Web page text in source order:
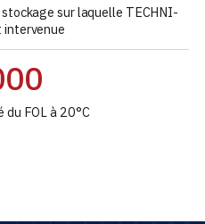
sur laquelle TECHNI-
intervenue
du FOL à 20°C